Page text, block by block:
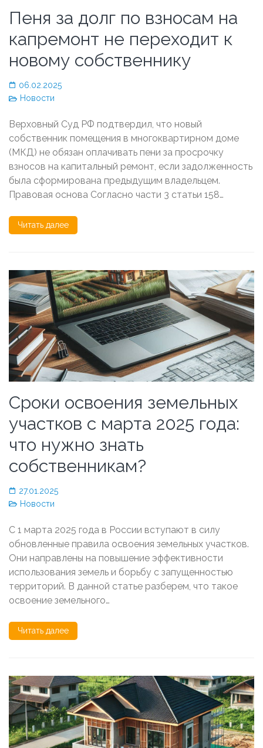
Пеня за долг по взносам на
капремонт не переходит к
новому собственнику
06.02.2025
Новости
Верховный Суд РФ подтвердил, что новый
собственник помещения в многоквартирном доме
(МКД) не обязан оплачивать пени за просрочку
взносов на капитальный ремонт, если задолженность
была сформирована предыдущим владельцем.
Правовая основа Согласно части 3 статьи 158…
Читать далее
Сроки освоения земельных
участков с марта 2025 года:
что нужно знать
собственникам?
27.01.2025
Новости
С 1 марта 2025 года в России вступают в силу
обновленные правила освоения земельных участков.
Они направлены на повышение эффективности
использования земель и борьбу с запущенностью
территорий. В данной статье разберем, что такое
освоение земельного…
Читать далее